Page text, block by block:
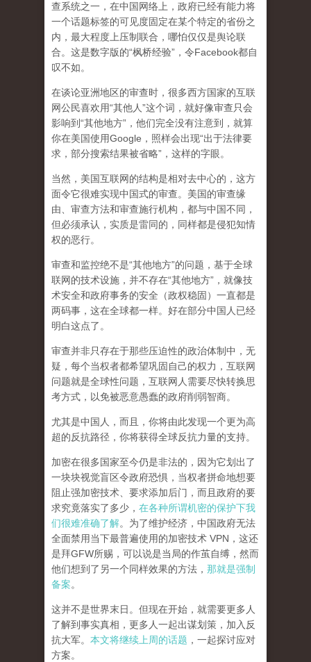
查系统之一，在中国网络上，政府已经有能力将
一个话题标签的可见度固定在某个特定的省份之
内，最大程度上压制联合 ，哪怕仅仅是舆论联
合。这是数字版的“枫桥经验”，令Facebook都自
叹不如。
在谈论亚洲地区的审查时，很多西方国家的互联
网公民喜欢用“其他人”这个词，就好像审查只会
影响到“其他地方”，他们完全没有注意到， 就算
你在美国使用Google，照样会出现“出于法律要
求，部分搜索结果被省略”，这样的字眼。
当然，美国互联网的结构是相对去中心的，这方
面令它很难实现中国式的审查。美国的审查缘
由、审查方法和审查施行机构，都与中国不同，
但必须承认， 实质是雷同的，同样都是侵犯知情
权的恶行。
审查和监控绝不是“其他地方”的问题，基于全球
联网的技术设施，并不存在“其他地方”，就像技
术安全和政府事务的安全（政权稳固）一直都是
两码事，这在全球都一样。好在部分中国人已经
明白这点了。
审查并非只存在于那些压迫性的政治体制中，无
疑，每个当权者都希望巩固自己的权力，互联网
问题就是全球性问题，互联网人需要尽快转换思
考方式，以免被恶意愚蠢的政府削弱智商。
尤其是中国人，而且，你将由此发现一个更为高
超的反抗路径，你将获得全球反抗力量的支持。
加密在很多国家至今仍是非法的，因为它划出了
一块块视觉盲区令政府恐惧，当权者拼命地想要
阻止强加密技术、要求添加后门，而且政府的要
求究竟落实了多少， 在各种所谓机密的保护下我
们很难准确了解。为了维护经济，中国政府无法
全面禁用当下最普遍使用的加密技术 VPN，这还
是拜GFW所赐，可以说是当局的作茧自缚，然而
他们想到了另一个同样效果的方法， 那就是强制
备案。
这并不是世界末日。但现在开始，就需要更多人
了解到事实真相，更多人一起出谋划策，加入反
抗大军。 本文将继续上周的话题 ，一起探讨应对
方案。